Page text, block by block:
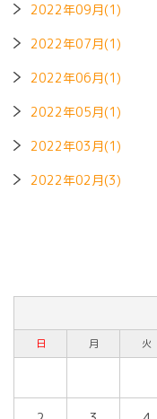
2022年09月(1)
2022年07月(1)
2022年06月(1)
2022年05月(1)
2022年03月(1)
2022年02月(3)
日 月 火